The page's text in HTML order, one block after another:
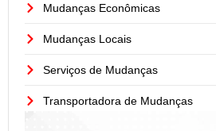
Mudanças Econômicas
Mudanças Locais
Serviços de Mudanças
Transportadora de Mudanças